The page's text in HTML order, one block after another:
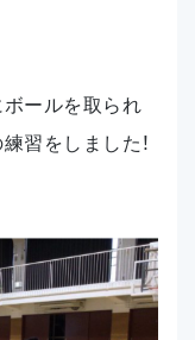
ールを取られ
習をしました！